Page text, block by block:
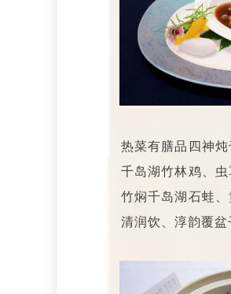
热菜有膳品四神
千岛湖竹林鸡、
竹焖千岛湖石蛙
清润饮、淳韵覆